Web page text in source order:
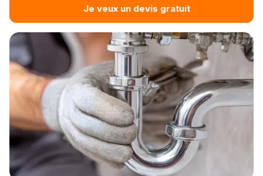
Je veux un devis gratuit